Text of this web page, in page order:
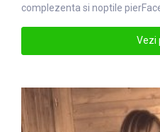
complezenta si noptile
Vezi